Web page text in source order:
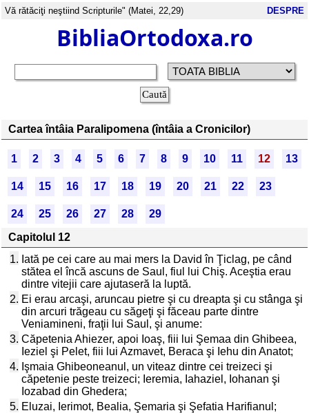
Vă rătăciţi neştiind Scripturile" (Matei, 22,29) DESPRE
BibliaOrtodoxa.ro
Cartea întâia Paralipomena (întâia a Cronicilor)
1 2 3 4 5 6 7 8 9 10 11 12 13
14 15 16 17 18 19 20 21 22 23
24 25 26 27 28
29
Capitolul 12
1. Iată pe cei care au mai mers la David în Ţiclag, pe când
stătea el încă ascuns de Saul, fiul lui Chiş. Aceştia erau
dintre vitejii care ajutaseră la luptă.
2. Ei erau arcaşi, aruncau pietre şi cu dreapta şi cu stânga şi
din arcuri trăgeau cu săgeţi şi făceau parte dintre
Veniamineni, fraţii lui Saul, şi anume:
3. Căpetenia Ahiezer, apoi Ioaş, fiii lui Şemaa din Ghibeea,
Ieziel şi Pelet, fiii lui Azmavet, Beraca şi Iehu din Anatot;
4. Işmaia Ghibeoneanul, un viteaz dintre cei treizeci şi
căpetenie peste treizeci; Ieremia, Iahaziel, Iohanan şi
Iozabad din Ghedera;
5. Eluzai, Ierimot, Bealia, Şemaria şi Şefatia Harifianul;